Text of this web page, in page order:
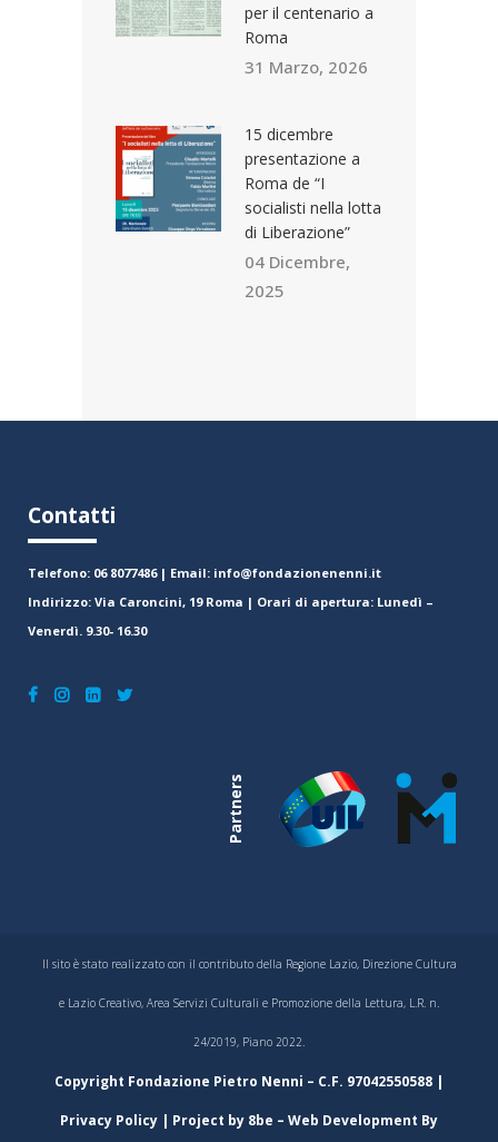
per il centenario a
Roma
31 Marzo, 2026
15 dicembre
presentazione a
Roma de “I
socialisti nella lotta
di Liberazione”
04 Dicembre,
2025
Contatti
Telefono: 06 8077486 | Email: info@fondazionenenni.it
Indirizzo: Via Caroncini, 19 Roma | Orari di apertura: Lunedì –
Venerdì. 9.30- 16.30
Partners
Il sito è stato realizzato con il contributo della Regione Lazio, Direzione Cultura
e Lazio Creativo, Area Servizi Culturali e Promozione della Lettura, L.R. n.
24/2019, Piano 2022.
Copyright Fondazione Pietro Nenni – C.F. 97042550588 |
Privacy Policy | Project by 8be – Web Development By